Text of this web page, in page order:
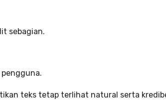
sebagian.
teks tetap terlihat natural serta